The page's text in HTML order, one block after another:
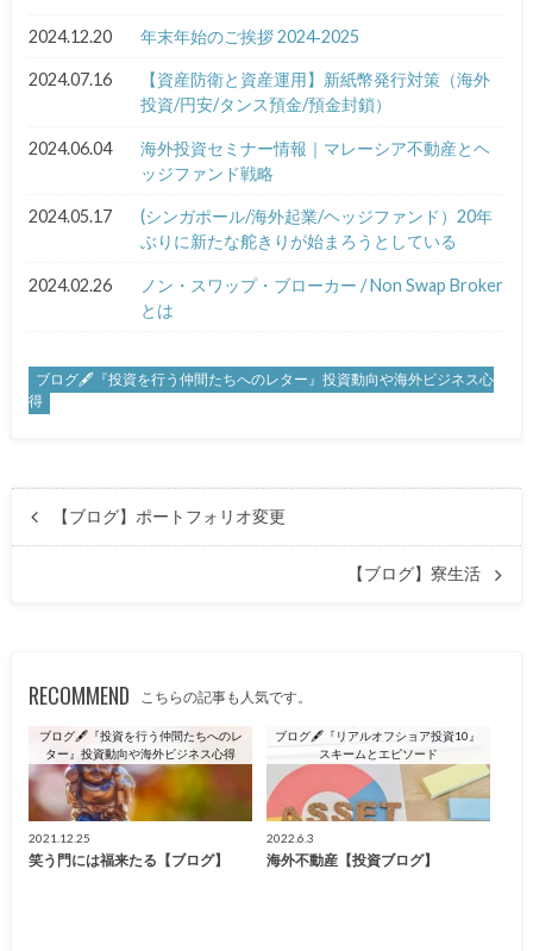
2024.12.20 年末年始のご挨拶 2024‐2025
2024.07.16
【資産防衛と資産運用】新紙幣発行対策（海外
投資/円安/タンス預金/預金封鎖）
2024.06.04
海外投資セミナー情報｜マレーシア不動産とヘ
ッジファンド戦略
2024.05.17
(シンガポール/海外起業/ヘッジファンド）20年
ぶりに新たな舵きりが始まろうとしている
2024.02.26
ノン・スワップ・ブローカー / Non Swap Broker
とは
ブログ🖋『投資を行う仲間たちへのレター』投資動向や海外ビジネス心
得
【ブログ】ポートフォリオ変更
【ブログ】寮生活
RECOMMEND こちらの記事も人気です。
ブログ🖋『投資を行う仲間たちへのレ
ター』投資動向や海外ビジネス心得
2021.12.25
笑う門には福来たる【ブログ】
ブログ🖋『リアルオフショア投資10』
スキームとエピソード
2022.6.3
海外不動産【投資ブログ】